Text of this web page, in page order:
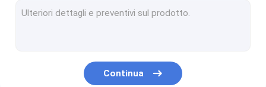
il centro rigido spc
Continua